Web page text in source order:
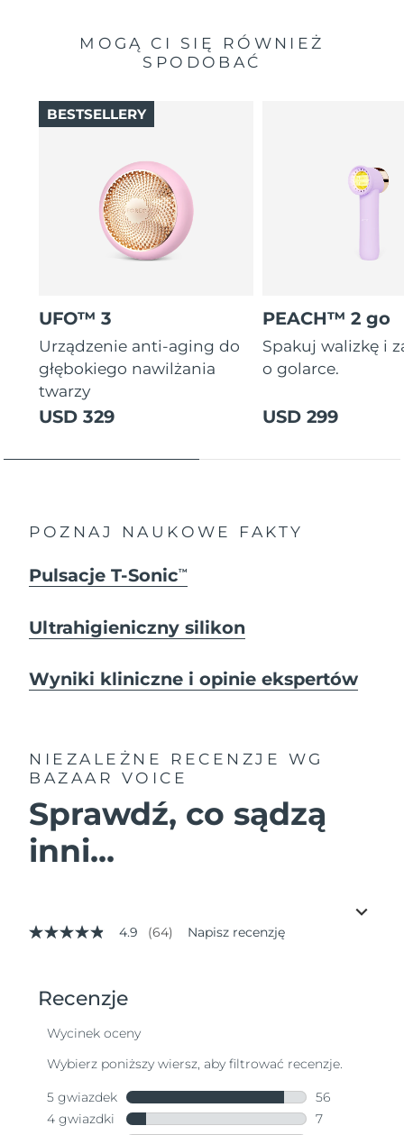
MOGĄ CI SIĘ RÓWNIEŻ
SPODOBAĆ
UFO™ 3
Urządzenie anti-aging do
głębokiego nawilżania
twarzy
USD 329
BESTSELLERY
PEACH™ 2 go
Spakuj walizkę i
o golarce.
USD 299
POZNAJ NAUKOWE FAKTY
Pulsacje T-SonicTM
Ultrahigieniczny silikon
Wyniki kliniczne i opinie ekspertów
NIEZALEŻNE RECENZJE
WG
BAZAAR VOICE
Sprawdź, co sądzą
inni...
4.9
średnia
wartość
Read
Reviews.
samej
4.9 (64) Napisz recenzję